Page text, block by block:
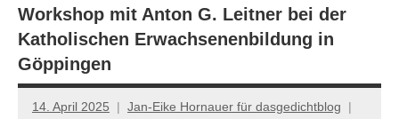
Lyrik,
Essay
Kritik
Workshop mit Anton G. Leitner bei der
Katholischen Erwachsenenbildung in
Göppingen
14. April 2025
Jan-Eike Hornauer für dasgedichtblog